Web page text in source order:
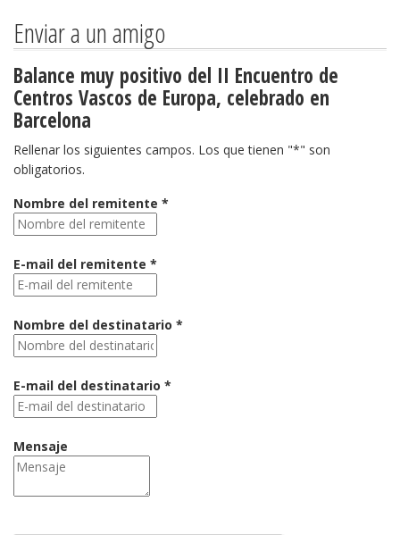
Enviar a un amigo
Balance muy positivo del II Encuentro de
Centros Vascos de Europa, celebrado en
Barcelona
Rellenar los siguientes campos. Los que tienen "*" son
obligatorios.
Nombre del remitente *
E-mail del remitente *
Nombre del destinatario *
E-mail del destinatario *
Mensaje